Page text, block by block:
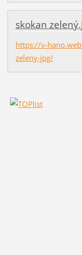
skokan
https://v-
zeleny-jpg/